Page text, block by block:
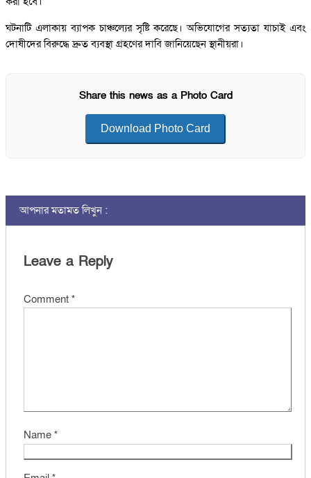
ঘটনাটি এলাকায় ব্যাপক চাঞ্চল্যের সৃষ্টি করেছে। অভিযোগের সত্যতা যাচাই এবং
দোষীদের বিরুদ্ধে দ্রুত ব্যবস্থা গ্রহণের দাবি জানিয়েছেন স্থানীয়রা।
Share this news as a Photo Card
Download Photo Card
আপনার মতামত লিখুন :
Leave a Reply
Comment *
Name *